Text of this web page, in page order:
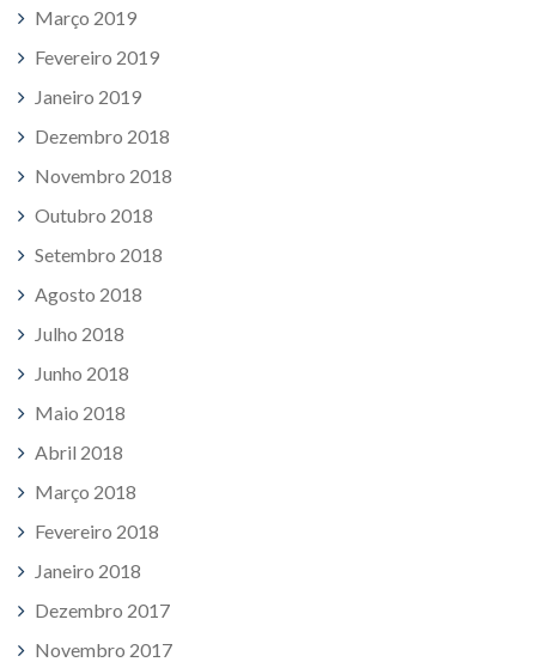
Março 2019
Fevereiro 2019
Janeiro 2019
Dezembro 2018
Novembro 2018
Outubro 2018
Setembro 2018
Agosto 2018
Julho 2018
Junho 2018
Maio 2018
Abril 2018
Março 2018
Fevereiro 2018
Janeiro 2018
Dezembro 2017
Novembro 2017